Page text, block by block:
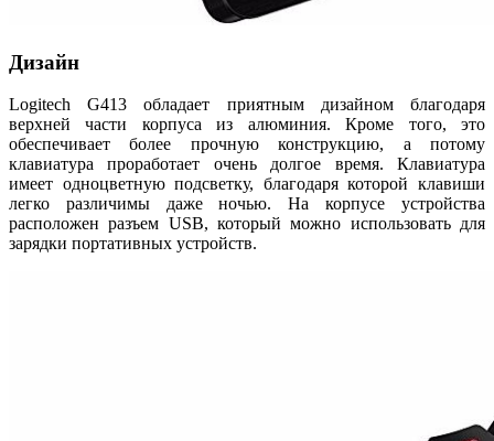
Дизайн
Logitech G413 обладает приятным дизайном благодаря
верхней части корпуса из алюминия. Кроме того, это
обеспечивает более прочную конструкцию, а потому
клавиатура проработает очень долгое время. Клавиатура
имеет одноцветную подсветку, благодаря которой клавиши
легко различимы даже ночью. На корпусе устройства
расположен разъем USB, который можно использовать для
зарядки портативных устройств.